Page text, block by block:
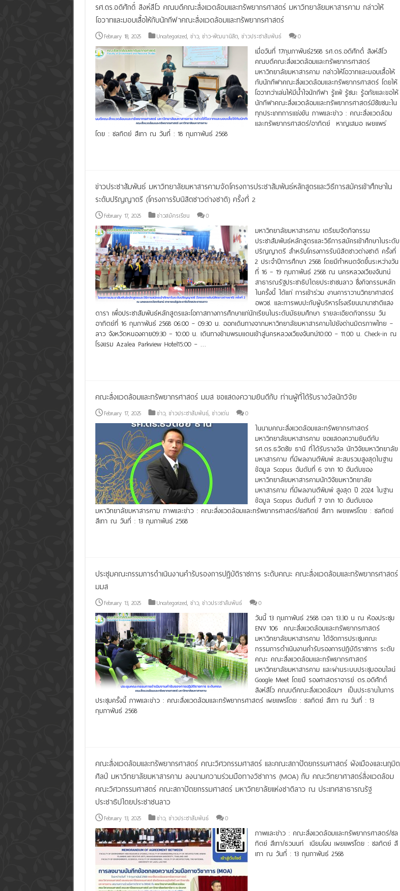
รศ.ดร.อดิศักดิ์ สิงห์สีโว คณบดีคณะสิ่งแวดล้อมและทรัพยากรศาสตร์ มหาวิทยาลัยมหาสารคาม กล่าวให้
โอวาทและมอบเสื้อให้กับนักกีฬาคณะสิ่งแวดล้อมและทรัพยากรศาสตร์
February 18, 2025 Uncategorized, ข่าว, ข่าว-พัฒนานิสิต, ข่าวประชาสัมพันธ์ 0
เมื่อวันที่ 17กุมภาพันธ์2568 รศ.ดร.อดิศักดิ์ สิงห์สีโว
คณบดีคณะสิ่งแวดล้อมและทรัพยากรศาสตร์
มหาวิทยาลัยมหาสารคาม กล่าวให้โอวาทและมอบเสื้อให้
กับนักกีฬาคณะสิ่งแวดล้อมและทรัพยากรศาสตร์ โดยให้
โอวาทว่าเล่นให้มีน้ำใจนักกีฬา รู้แพ้ รู้ชนะ รู้อภัยและขอให้
นักกีฬาคณะสิ่งแวดล้อมและทรัพยากรศาสตร์มีชัยชนะใน
ทุกประเภทการแข่งขัน ภาพและข่าว : คณะสิ่งแวดล้อม
และทรัพยากรศาสตร์/อาทิตย์ หาญเสมอ เผยแพร่
โดย : ชลทิตย์ สีเทา ณ วันที่ : 18 กุมภาพันธ์ 2568
ข่าวประชาสัมพันธ์ มหาวิทยาลัยมหาสารคามจัดโครงการประชาสัมพันธ์หลักสูตรและวิธีการสมัครเข้าศึกษาใน
ระดับปริญญาตรี (โครงการรับนิสิตชาวต่างชาติ) ครั้งที่ 2
February 17, 2025 ข่าวสมัครเรียน 0
มหาวิทยาลัยมหาสารคาม เตรียมจัดกิจกรรม
ประชาสัมพันธ์หลักสูตรและวิธีการสมัครเข้าศึกษาในระดับ
ปริญญาตรี สำหรับโครงการรับนิสิตชาวต่างชาติ ครั้งที่
2 ประจำปีการศึกษา 2568 โดยมีกำหนดจัดขึ้นระหว่างวัน
ที่ 16 – 19 กุมภาพันธ์ 2568 ณ นครหลวงเวียงจันทน์
สาธารณรัฐประชาธิปไตยประชาชนลาว ซึ่งกิจกรรมหลัก
ในครั้งนี้ ได้แก่ การเข้าร่วม งานคาราวานวิทยาศาสตร์
อพวช. และการพบปะกับผู้บริหารโรงเรียนนานาชาติแสง
ดารา เพื่อประชาสัมพันธ์หลักสูตรและโอกาสทางการศึกษาแก่นักเรียนในระดับมัธยมศึกษา รายละเอียดกิจกรรม วัน
อาทิตย์ที่ 16 กุมภาพันธ์ 2568 06:00 – 09:30 น. ออกเดินทางจากมหาวิทยาลัยมหาสารคามไปยังด่านมิตรภาพไทย –
ลาว จังหวัดหนองคาย09:30 – 10:00 น. เดินทางข้ามพรมแดนเข้าสู่นครหลวงเวียงจันทน์10:00 – 11:00 น. Check-in ณ
โรงแรม Azalea Parkview Hotel15:00 – …
คณะสิ่งแวดล้อมและทรัพยากรศาสตร์ มมส ขอแสดงความยินดีกับ ท่านผู้ที่ได้รับรางวัลนักวิจัย
February 17, 2025 ข่าว, ข่าวประชาสัมพันธ์, ข่าวเด่น 0
ในนามคณะสิ่งแวดล้อมและทรัพยากรศาสตร์
มหาวิทยาลัยมหาสารคาม ขอแสดงความยินดีกับ
รศ.ดร.ธวัดชัย ธานี ที่ได้รับรางวัล นักวิจัยมหาวิทยาลัย
มหาสารคาม ที่มีผลงานตีพิมพ์ สะสมรวมสูงสุดในฐาน
ข้อมูล Scopus อันดับที่ 6 จาก 10 อันดับของ
มหาวิทยาลัยมหาสารคามนักวิจัยมหาวิทยาลัย
มหาสารคาม ที่มีผลงานตีพิมพ์ สูงสุด ปี 2024 ในฐาน
ข้อมูล Scopus อันดับที่ 7 จาก 10 อันดับของ
มหาวิทยาลัยมหาสารคาม ภาพและข่าว : คณะสิ่งแวดล้อมและทรัพยากรศาสตร์/ชลทิตย์ สีเทา เผยแพร่โดย : ชลทิตย์
สีเทา ณ วันที่ : 13 กุมภาพันธ์ 2568
ประชุมคณะกรรมการดำเนินงานคำรับรองการปฏิบัติราชการ ระดับคณะ คณะสิ่งแวดล้อมและทรัพยากรศาสตร์
มมส
February 13, 2025 Uncategorized, ข่าว, ข่าวประชาสัมพันธ์ 0
วันนี้ 13 กุมภาพันธ์ 2568 เวลา 13.30 น ณ ห้องประชุม
ENV 106 คณะสิ่งแวดล้อมและทรัพยากรศาสตร์
มหาวิทยาลัยมหาสารคาม ได้จัดการประชุมคณะ
กรรมการดำเนินงานคำรับรองการปฏิบัติราชการ ระดับ
คณะ คณะสิ่งแวดล้อมและทรัพยากรศาสตร์
มหาวิทยาลัยมหาสารคาม และผ่านระบบประชุมออนไลน์
Google Meet โดยมี รองศาสตราจารย์ ดร.อดิศักดิ์
สิงห์สีโว คณบดีคณะสิ่งแวดล้อมฯ เป็นประธานในการ
ประชุมครั้งนี้ ภาพและข่าว : คณะสิ่งแวดล้อมและทรัพยากรศาสตร์ เผยแพร่โดย : ชลทิตย์ สีเทา ณ วันที่ : 13
กุมภาพันธ์ 2568
คณะสิ่งแวดล้อมและทรัพยากรศาสตร์ คณะวิศวกรรมศาสตร์ และคณะสถาปัตยกรรมศาสตร์ ผังเมืองและนฤมิต
ศิลป์ มหาวิทยาลัยมหาสารคาม ลงนามความร่วมมือทางวิชาการ (MOA) กับ คณะวิทยาศาสตร์สิ่งแวดล้อม
คณะวิศวกรรมศาสตร์ คณะสถาปัตยกรรมศาสตร์ มหาวิทยาลัยแห่งชาติลาว ณ ประเทศสาธารณรัฐ
ประชาธิปไตยประชาชนลาว
February 13, 2025 ข่าว, ข่าวประชาสัมพันธ์ 0
ภาพและข่าว : คณะสิ่งแวดล้อมและทรัพยากรศาสตร์/ชล
ทิตย์ สีเทา/ธวนนท์ เนียมโงน เผยแพร่โดย : ชลทิตย์ สี
เทา ณ วันที่ : 13 กุมภาพันธ์ 2568